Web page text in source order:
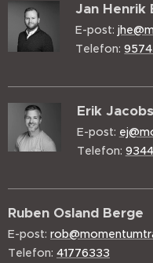
Jan Henrik
E-post:
Telefon:
Erik
E-post:
Telefon:
Ruben Osland Berge
E-post:
Telefon: 41776333